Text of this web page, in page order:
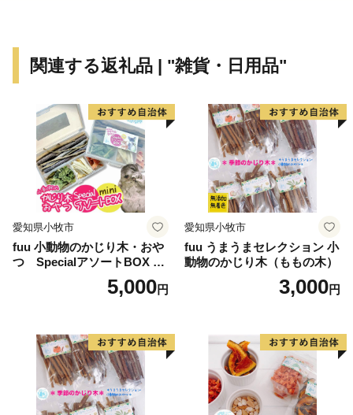
関連する返礼品 | "雑貨・日用品"
愛知県小牧市
fuu 小動物のかじり木・おや
つ SpecialアソートBOX mi
5,000円
愛知県小牧市
fuu うまうまセレクション 小
動物のかじり木（ももの木）
3,000円